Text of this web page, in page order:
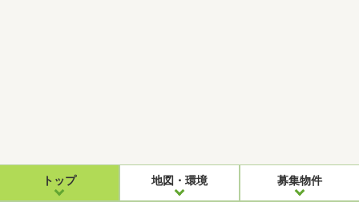
トップ 地図・環境 募集物件